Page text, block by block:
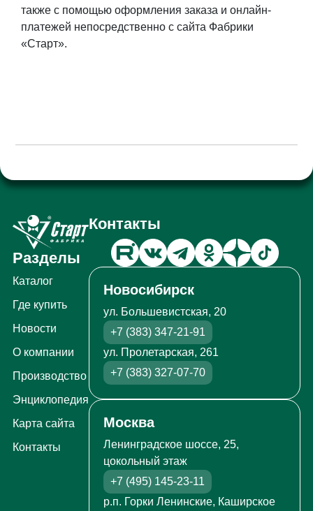
также с помощью оформления заказа и онлайн-
платежей непосредственно с сайта Фабрики
«Старт».
Разделы
Каталог
Где купить
Новости
О компании
Производство
Энциклопедия
Карта сайта
Контакты
Контакты
Новосибирск
ул. Большевистская, 20
+7 (383) 347-21-91
ул. Пролетарская, 261
+7 (383) 327-07-70
Москва
Ленинградское шоссе, 25,
цокольный этаж
+7 (495) 145-23-11
р.п. Горки Ленинские, Каширское